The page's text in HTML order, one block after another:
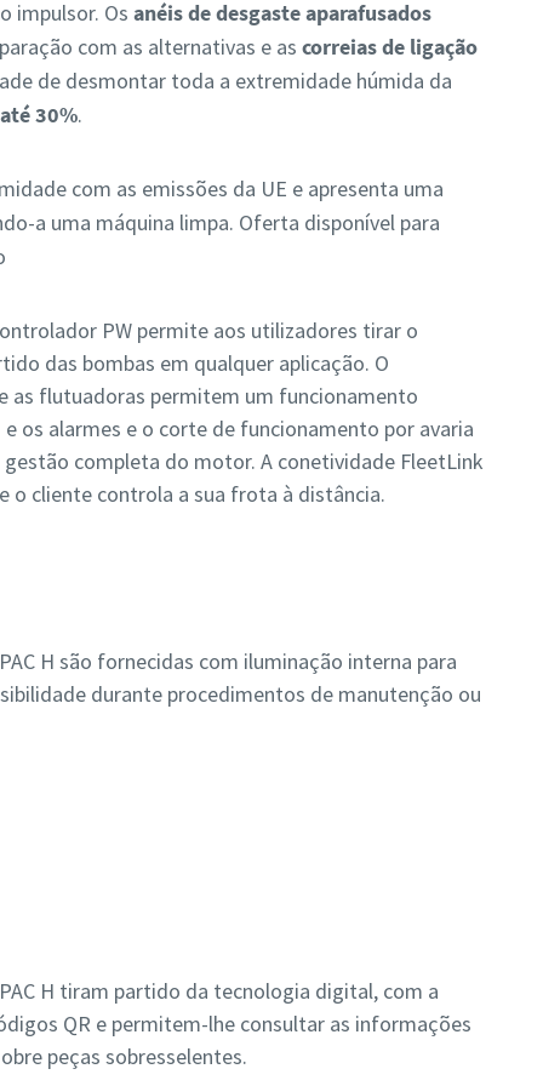
impulsor. Osanéis de desgaste aparafusados
com as alternativas e ascorreias de ligação
de desmontar toda a extremidade húmida da
30%.
com as emissões da UE e apresenta uma
a uma máquina limpa. Oferta disponível para
PW permite aos utilizadores tirar o
das bombas em qualquer aplicação. O
as flutuadoras permitem um funcionamento
os alarmes e o corte de funcionamento por avaria
completa do motor. A conetividade FleetLink
o cliente controla a sua frota à distância.
H são fornecidas com iluminação interna para
durante procedimentos de manutenção ou
H tiram partido da tecnologia digital, com a
QR e permitem-lhe consultar as informações
peças sobresselentes.